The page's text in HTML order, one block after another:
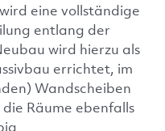
eine vollständige
entlang der
wird hierzu als
errichtet, im
Wandscheiben
Räume ebenfalls